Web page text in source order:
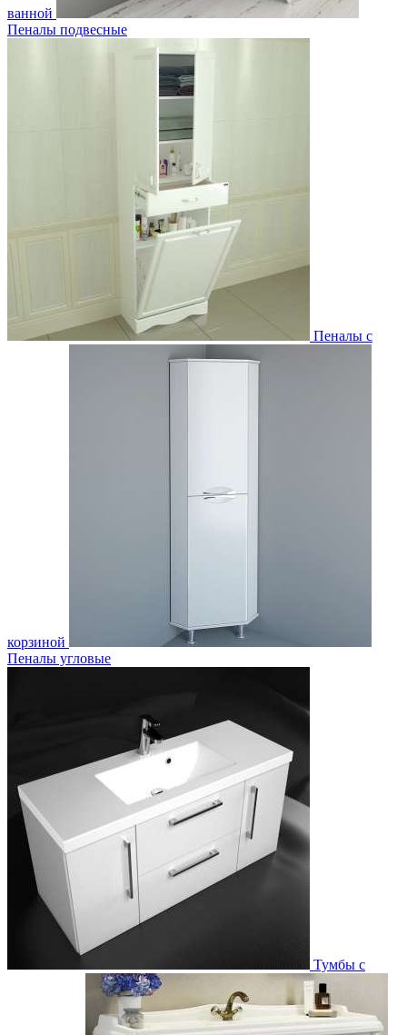
ванной
Пеналы подвесные
Пеналы с
корзиной
Пеналы угловые
Тумбы с